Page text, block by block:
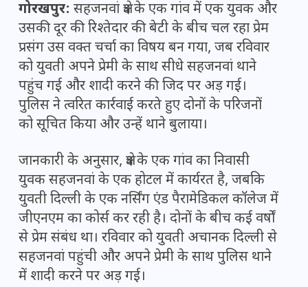
गोरखपुर: सहजनवां क्षेत्र के एक गांव में एक युवक और
उसकी दूर की रिश्तेदार की बेटी के बीच चल रहा प्रेम
प्रसंग उस वक्त चर्चा का विषय बन गया, जब रविवार
को युवती अपने प्रेमी के साथ सीधे सहजनवां थाने
पहुंच गई और शादी करने की जिद पर अड़ गई।
पुलिस ने त्वरित कार्रवाई करते हुए दोनों के परिजनों
को सूचित किया और उन्हें थाने बुलाया।
जानकारी के अनुसार, क्षेत्र के एक गांव का निवासी
युवक सहजनवां के एक होटल में कार्यरत है, जबकि
युवती दिल्ली के एक नर्सिंग एंड पैरामेडिकल कॉलेज में
जीएनएम का कोर्स कर रही है। दोनों के बीच कई वर्षों
से प्रेम संबंध था। रविवार को युवती अचानक दिल्ली से
सहजनवां पहुंची और अपने प्रेमी के साथ पुलिस थाने
में शादी करने पर अड़ गई।